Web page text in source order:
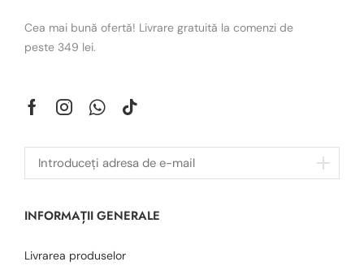
Cea mai bună ofertă! Livrare gratuită la comenzi de
peste 349 lei.
INFORMAȚII GENERALE
Livrarea produselor